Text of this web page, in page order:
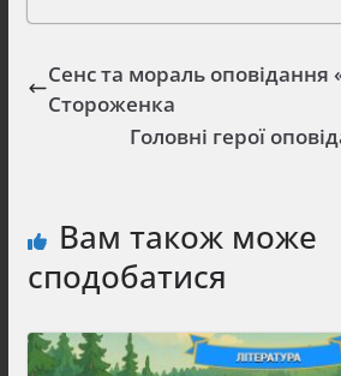
Сенс та мораль оповідання
Стороженка
Головні герої
Вам також може
сподобатися